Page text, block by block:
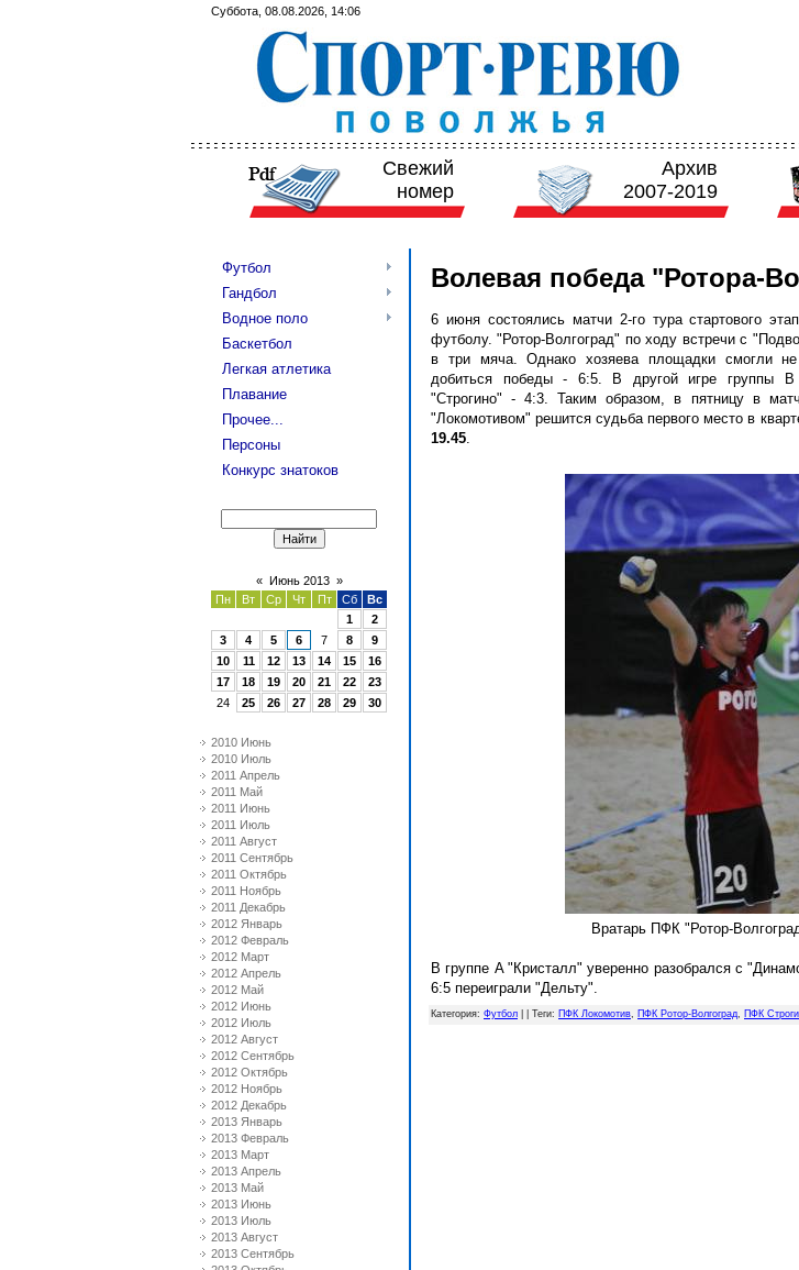
Суббота, 08.08.2026, 14:06
Свежий
номер
Архив
2007-2019
Футбол
Гандбол
Водное поло
Баскетбол
Легкая атлетика
Плавание
Прочее...
Персоны
Конкурс знатоков
« Июнь 2013 »
Пн
Вт Ср Чт Пт Сб
Вс
1
2
3
4 5 6 7 8
9
10
11 12 13 14 15
16
17
18 19 20 21 22
23
24
25 26 27 28 29 30
2010 Июнь
2010 Июль
2011 Апрель
2011 Май
2011 Июнь
2011 Июль
2011 Август
2011 Сентябрь
2011 Октябрь
2011 Ноябрь
2011 Декабрь
2012 Январь
2012 Февраль
2012 Март
2012 Апрель
2012 Май
2012 Июнь
2012 Июль
2012 Август
2012 Сентябрь
2012 Октябрь
2012 Ноябрь
2012 Декабрь
2013 Январь
2013 Февраль
2013 Март
2013 Апрель
2013 Май
2013 Июнь
2013 Июль
2013 Август
2013 Сентябрь
Волевая победа "Ротора-
6 июня состоялись матчи 2-го тура стартового
футболу. "Ротор-Волгоград" по ходу встречи с
в три мяча. Однако хозяева площадки смогли
добиться победы - 6:5. В другой игре группы B
"Строгино" - 4:3. Таким образом, в пятницу в
"Локомотивом" решится судьба первого место в
19.45.
Вратарь ПФК "Ротор-
В группе A "Кристалл" уверенно разобрался с
6:5 переиграли "Дельту".
Категория: Футбол Теги: ПФК Локомотив, ПФК Ротор-Волгоград, ПФК